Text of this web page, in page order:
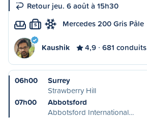
Retour jeu. 6 août à 15h30
S Mercedes 200 Gris Pâle
Kaushik 4,9 681 conduits
06h00
Surrey
Strawberry Hill
07h00
Abbotsford
Abbotsford International…